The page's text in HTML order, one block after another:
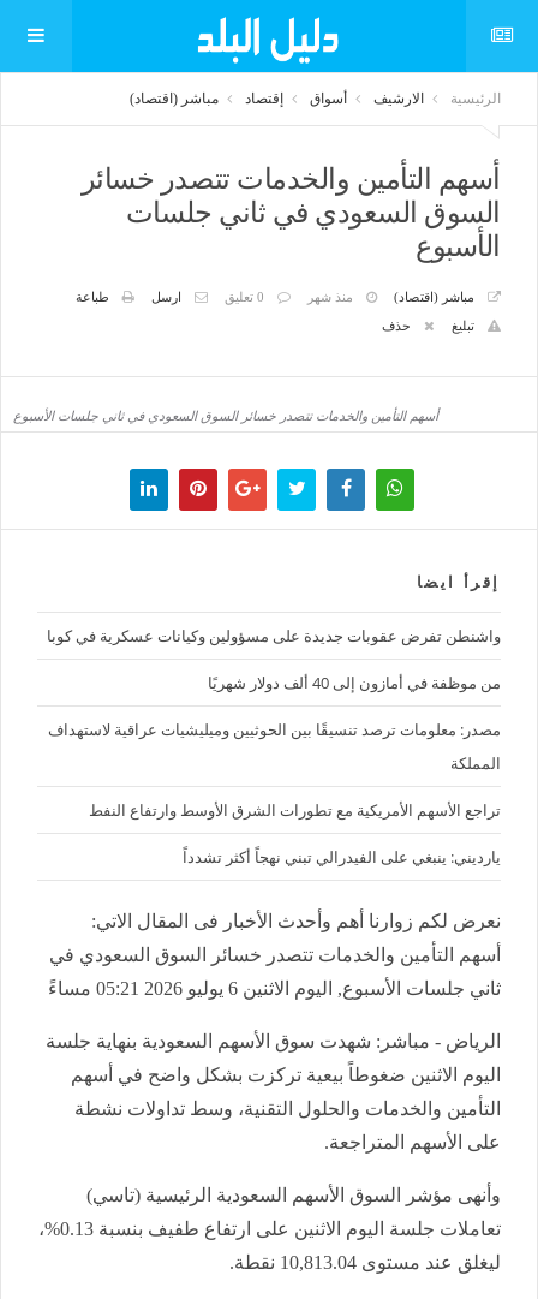
الرئيسية الارشيف أسواق إقتصاد مباشر (اقتصاد)
أسهم التأمين والخدمات تتصدر خسائر
السوق السعودي في ثاني جلسات
الأسبوع
مباشر (اقتصاد) منذ شهر 0 تعليق ارسل
طباعة
تبليغ
حذف
أسهم التأمين والخدمات تتصدر خسائر السوق السعودي في ثاني جلسات الأسبوع
إقرأ ايضا
واشنطن تفرض عقوبات جديدة على مسؤولين وكيانات عسكرية في كوبا
من موظفة في أمازون إلى 40 ألف دولار شهريًا
مصدر: معلومات ترصد تنسيقًا بين الحوثيين وميليشيات عراقية لاستهداف
المملكة
تراجع الأسهم الأمريكية مع تطورات الشرق الأوسط وارتفاع النفط
يارديني: ينبغي على الفيدرالي تبني نهجاً أكثر تشدداً
نعرض لكم زوارنا أهم وأحدث الأخبار فى المقال الاتي:
أسهم التأمين والخدمات تتصدر خسائر السوق السعودي في
ثاني جلسات الأسبوع, اليوم الاثنين 6 يوليو 2026 05:21 مساءً
الرياض - مباشر: شهدت سوق الأسهم السعودية بنهاية جلسة
اليوم الاثنين ضغوطاً بيعية تركزت بشكل واضح في أسهم
التأمين والخدمات والحلول التقنية، وسط تداولات نشطة
على الأسهم المتراجعة.
وأنهى مؤشر السوق الأسهم السعودية الرئيسية (تاسي)
تعاملات جلسة اليوم الاثنين على ارتفاع طفيف بنسبة 0.13%،
ليغلق عند مستوى 10,813.04 نقطة.